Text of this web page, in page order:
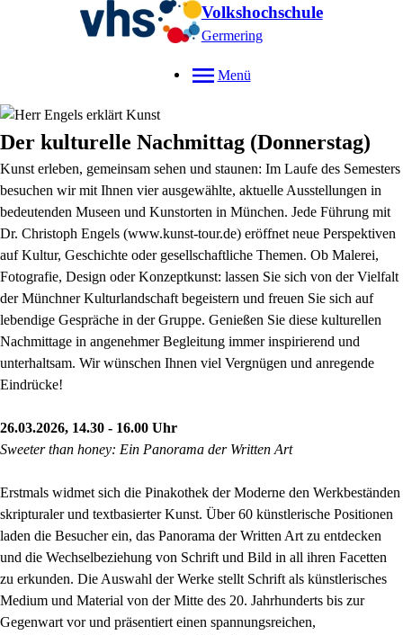
Volkshochschule
Germering
Menü
Der kulturelle Nachmittag (Donnerstag)
Kunst erleben, gemeinsam sehen und staunen: Im Laufe des Semesters
besuchen wir mit Ihnen vier ausgewählte, aktuelle Ausstellungen in
bedeutenden Museen und Kunstorten in München. Jede Führung mit
Dr. Christoph Engels (www.kunst-tour.de) eröffnet neue Perspektiven
auf Kultur, Geschichte oder gesellschaftliche Themen. Ob Malerei,
Fotografie, Design oder Konzeptkunst: lassen Sie sich von der Vielfalt
der Münchner Kulturlandschaft begeistern und freuen Sie sich auf
lebendige Gespräche in der Gruppe. Genießen Sie diese kulturellen
Nachmittage in angenehmer Begleitung immer inspirierend und
unterhaltsam. Wir wünschen Ihnen viel Vergnügen und anregende
Eindrücke!
26.03.2026, 14.30 - 16.00 Uhr
Sweeter than honey: Ein Panorama der Written Art
Erstmals widmet sich die Pinakothek der Moderne den Werkbeständen
skripturaler und textbasierter Kunst. Über 60 künstlerische Positionen
laden die Besucher ein, das Panorama der Written Art zu entdecken
und die Wechselbeziehung von Schrift und Bild in all ihren Facetten
zu erkunden. Die Auswahl der Werke stellt Schrift als künstlerisches
Medium und Material von der Mitte des 20. Jahrhunderts bis zur
Gegenwart vor und präsentiert einen spannungsreichen,